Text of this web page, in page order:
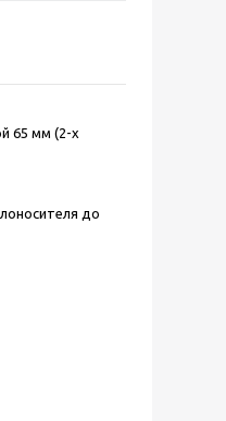
65 мм (2-х
до